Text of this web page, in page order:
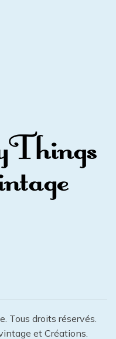
Tous droits réservés.
et Créations.